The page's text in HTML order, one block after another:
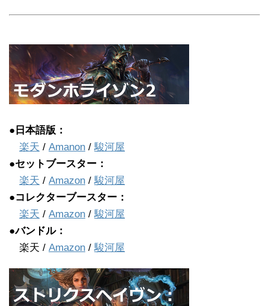
●日本語版：
楽天 / Amanon /駿河屋
●セットブースター：
楽天 / Amazon /駿河屋
●コレクターブースター：
楽天 / Amazon /駿河屋
●バンドル：
楽天 / Amazon /駿河屋